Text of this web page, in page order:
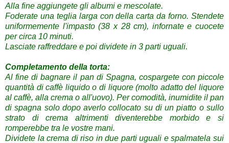
Alla fine aggiungete gli albumi e mescolate.
Foderate una teglia larga con della carta da forno. Stendete
uniformemente l'impasto (38 x 28 cm), infornate e cuocete
per circa 10 minuti.
Lasciate raffreddare e poi dividete in 3 parti uguali.
Completamento della torta:
Al fine di bagnare il pan di Spagna, cospargete con piccole
quantità di caffè liquido o di liquore (molto adatto del liquore
al caffè, alla crema o all'uovo). Per comodità, inumidite il pan
di spagna solo dopo averlo collocato su di un piatto o sullo
strato di crema altrimenti diventerebbe morbido e si
romperebbe tra le vostre mani.
Dividete la crema di riso in due parti uguali e spalmatela sui